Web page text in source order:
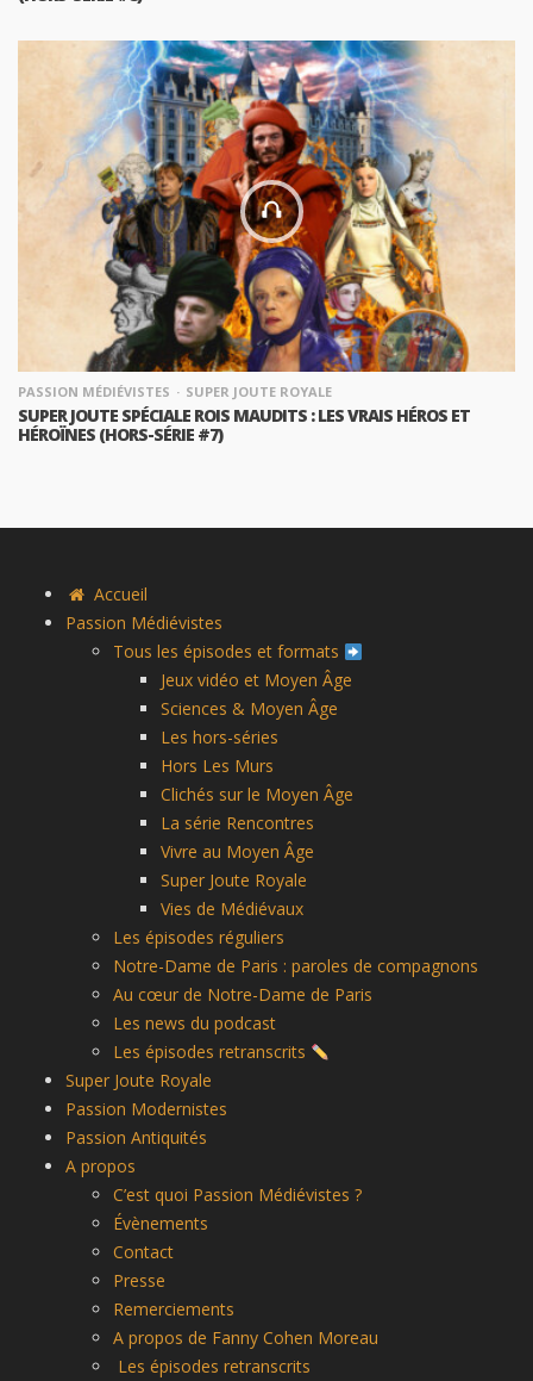
PASSION MÉDIÉVISTES SUPER JOUTE ROYALE
SUPER JOUTE SPÉCIALE ROIS MAUDITS : LES VRAIS HÉROS ET
HÉROÏNES (HORS-SÉRIE #7)
Accueil
Passion Médiévistes
Tous les épisodes et formats
Jeux vidéo et Moyen Âge
Sciences & Moyen Âge
Les hors-séries
Hors Les Murs
Clichés sur le Moyen Âge
La série Rencontres
Vivre au Moyen Âge
Super Joute Royale
Vies de Médiévaux
Les épisodes réguliers
Notre-Dame de Paris : paroles de compagnons
Au cœur de Notre-Dame de Paris
Les news du podcast
Les épisodes retranscrits
Super Joute Royale
Passion Modernistes
Passion Antiquités
A propos
C’est quoi Passion Médiévistes ?
Évènements
Contact
Presse
Remerciements
A propos de Fanny Cohen Moreau
Les épisodes retranscrits